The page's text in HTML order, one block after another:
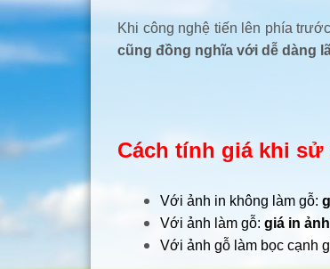
Khi công nghệ tiến lên phía
cũng đồng nghĩa với dễ dàng
Cách tính giá khi
Với ảnh in không làm gỗ:
Với ảnh làm gỗ: giá in
Với ảnh gỗ làm bọc cạnh